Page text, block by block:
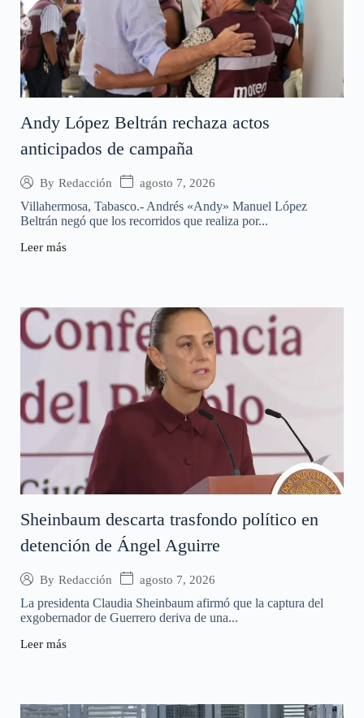
Andy López Beltrán rechaza actos
anticipados de campaña
By Redacción agosto 7, 2026
Villahermosa, Tabasco.- Andrés «Andy» Manuel López
Beltrán negó que los recorridos que realiza por...
Leer más
Sheinbaum descarta trasfondo político en
detención de Ángel Aguirre
By Redacción agosto 7, 2026
La presidenta Claudia Sheinbaum afirmó que la captura del
exgobernador de Guerrero deriva de una...
Leer más